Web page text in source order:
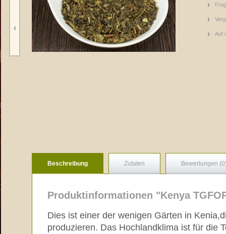
Auf
Beschreibung Zutaten Bewertungen
Produktinformationen "Kenya
Dies ist einer der wenigen Gärten in
produzieren. Das Hochlandklima ist für die